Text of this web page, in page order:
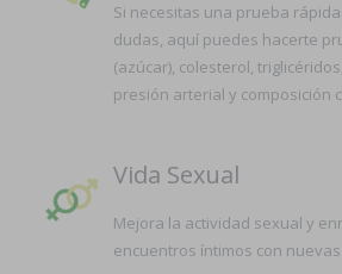
Si necesitas una prueba
dudas, aquí puedes hacerte
(azúcar), colesterol,
presión arterial y composición
Vida Sexual
Mejora la actividad sexual y
encuentros íntimos con